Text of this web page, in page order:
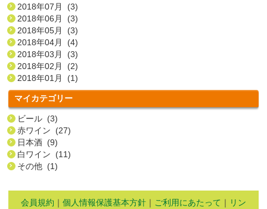
2018年07月 (3)
2018年06月 (3)
2018年05月 (3)
2018年04月 (4)
2018年03月 (3)
2018年02月 (2)
2018年01月 (1)
マイカテゴリー
ビール (3)
赤ワイン (27)
日本酒 (9)
白ワイン (11)
その他 (1)
会員規約 ｜ 個人情報保護基本方針 ｜ ご利用にあたって ｜ リン